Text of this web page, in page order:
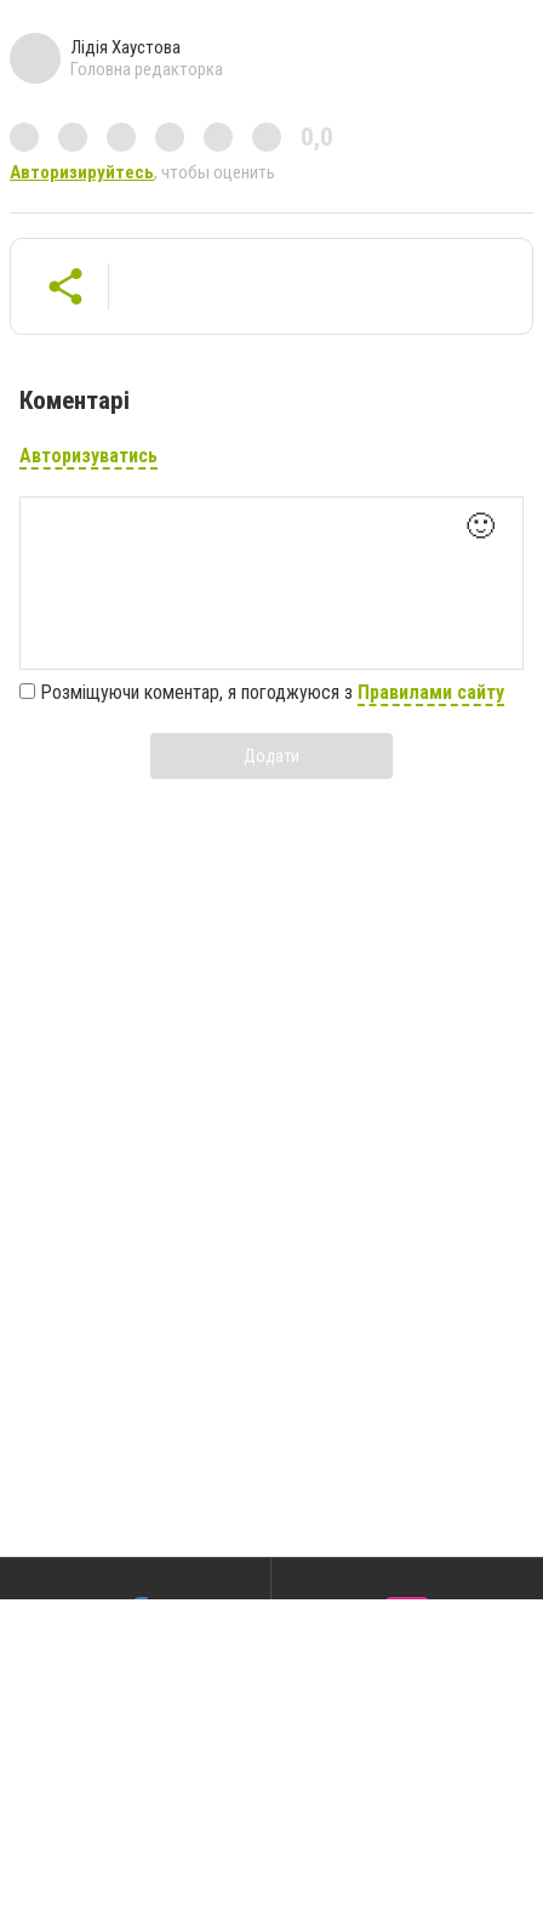
Лідія Хаустова
Головна редакторка
0,0
Авторизируйтесь, чтобы оценить
Коментарі
Авторизуватись
🙂
Розміщуючи коментар, я погоджуюся з Правилами сайту
Додати